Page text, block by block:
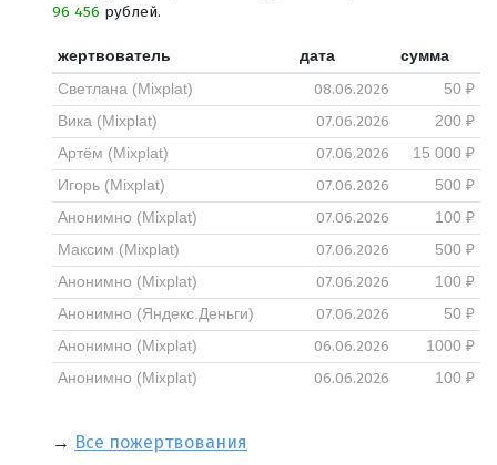
96 456 рублей.
жертвователь дата
сумма
Светлана (Mixplat)
08.06.2026
50 ₽
Вика (Mixplat)
07.06.2026
200 ₽
Артём (Mixplat)
07.06.2026
15 000 ₽
Игорь (Mixplat)
07.06.2026
500 ₽
Анонимно (Mixplat)
07.06.2026
100 ₽
Максим (Mixplat)
07.06.2026
500 ₽
Анонимно (Mixplat)
07.06.2026
100 ₽
Анонимно (Яндекс.Деньги)
07.06.2026
50 ₽
Анонимно (Mixplat)
06.06.2026
1000 ₽
Анонимно (Mixplat)
06.06.2026 100 ₽
→ Все пожертвования